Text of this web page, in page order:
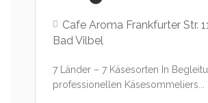
Cafe Aroma Frankfurter Str.
Bad Vilbel
7 Länder – 7 Käsesorten In
professionellen Käsesommeliers...